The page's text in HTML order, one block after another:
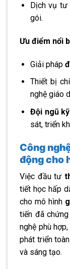
Dịch vụ tư
gói.
Ưu điểm nổi
Giải pháp
Thiết bị
nghệ giáo
Đội ngũ
sát, triển
Công
động cho
Việc đầu tư
tiết học hấp
cho mô hình
tiến đã
nghệ phù
phát triển
và sáng tạo.